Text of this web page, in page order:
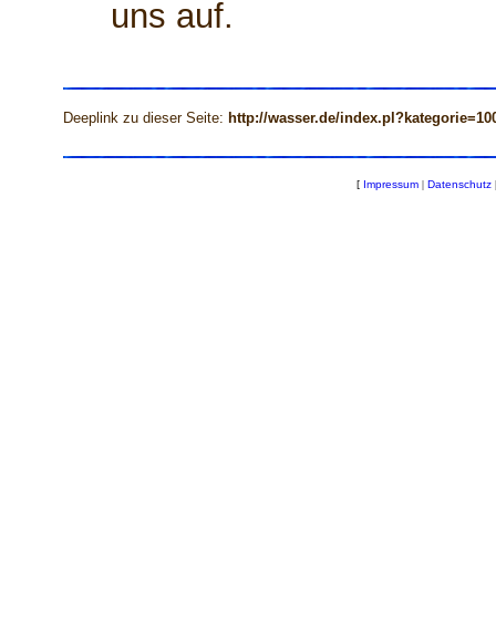
uns auf.
Deeplink zu dieser Seite: http://wasser.de/
[ Impressum | Datenschutz